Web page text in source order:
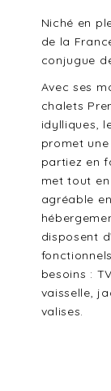
Niché en
de la
conjugue
Avec ses
chalets
idylliques,
promet
partiez en
met tout
agréable
disposent
besoins :
vaisselle,
valises.